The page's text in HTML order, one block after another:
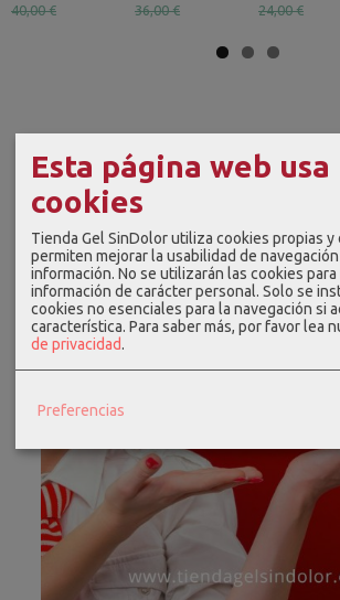
40,00 € 36,00 € 24,00 €
Esta página web usa
cookies
Tienda Gel SinDolor utiliza cookies propias
permiten mejorar la usabilidad de
información. No se utilizarán las cookies
información de carácter personal. Solo se
cookies no esenciales para la navegación si
característica. Para saber más, por favor lea
de privacidad.
Preferencias